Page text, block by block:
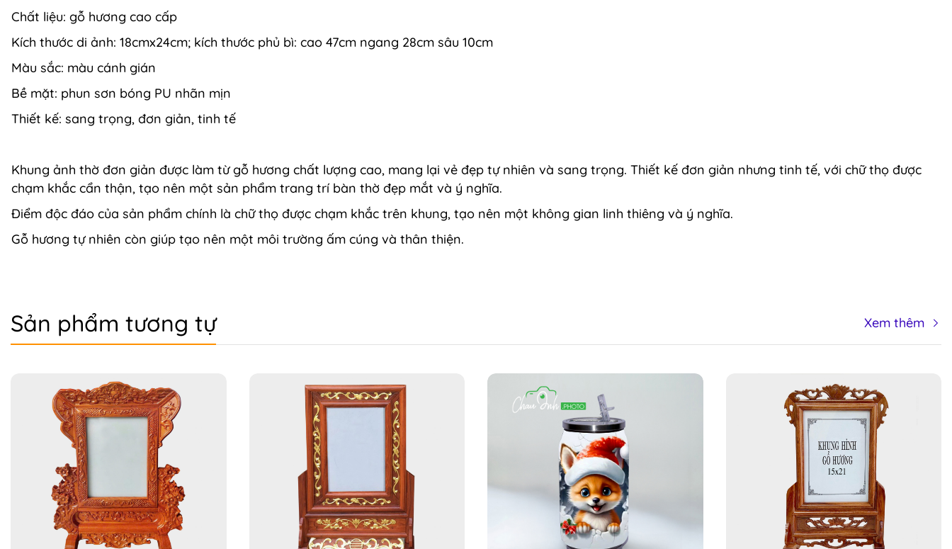
Chất liệu: gỗ hương cao cấp
Kích thước di ảnh: 18cmx24cm; kích thước phủ bì: cao 47cm ngang 28cm sâu 10cm
Màu sắc: màu cánh gián
Bề mặt: phun sơn bóng PU nhãn mịn
Thiết kế: sang trọng, đơn giản, tinh tế
Khung ảnh thờ đơn giản được làm từ gỗ hương chất lượng cao, mang lại vẻ đẹp tự nhiên và sang trọng. Thiết kế đơn giản nhưng tinh tế, với chữ thọ được
chạm khắc cẩn thận, tạo nên một sản phẩm trang trí bàn thờ đẹp mắt và ý nghĩa.
Điểm độc đáo của sản phẩm chính là chữ thọ được chạm khắc trên khung, tạo nên một không gian linh thiêng và ý nghĩa.
Gỗ hương tự nhiên còn giúp tạo nên một môi trường ấm cúng và thân thiện.
Sản phẩm tương tự Xem thêm